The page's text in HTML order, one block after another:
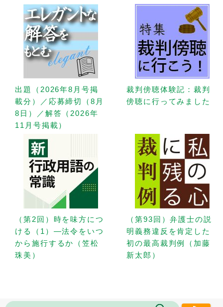
出題（2026年8月号掲
載分）／応募締切（8月
8日）／解答（2026年
11月号掲載）
裁判傍聴体験記：裁判
傍聴に行ってみました
（第2回）時を味方につ
ける（1）—法令をいつ
から施行するか（笠松
珠美）
（第93回）弁護士の説
明義務違反を肯定した
初の最高裁判例（加藤
新太郎）